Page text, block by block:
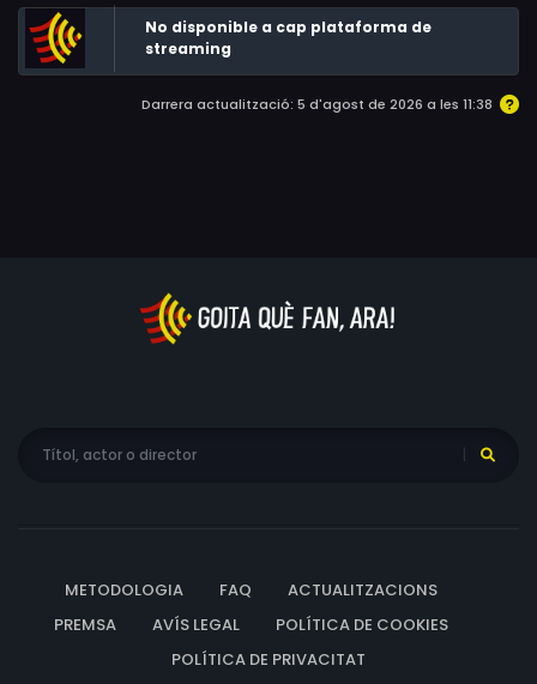
Wales, a Austràlia.No disponible a cap plataforma de
streaming
Darrera actualització: 5 d'agost de 2026 a les 11:38
METODOLOGIA FAQ
ACTUALITZACIONS
PREMSA
AVÍS LEGAL
POLÍTICA DE COOKIES
POLÍTICA DE PRIVACITAT